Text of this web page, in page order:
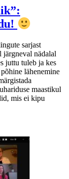
sarjast
nädalal
juttu tuleb ja kes
lähenemine
maastikul
mis ei kipu